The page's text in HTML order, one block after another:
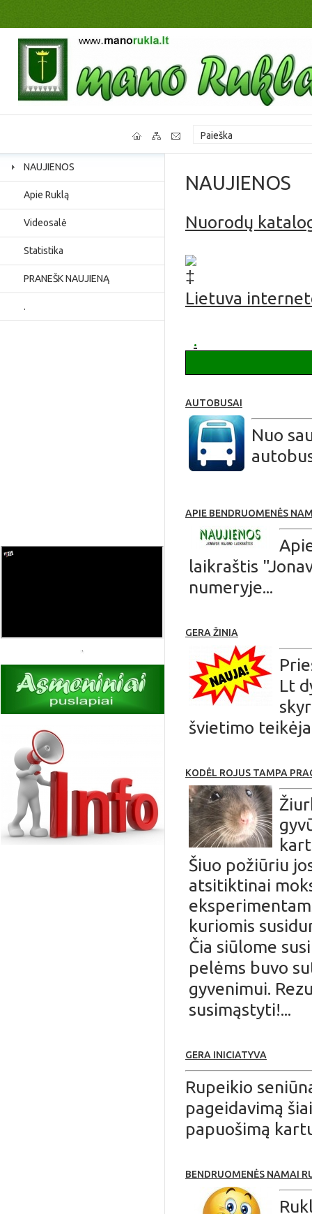
NAUJIENOS
Apie Ruklą
Videosalė
Statistika
PRANEŠK NAUJIENĄ
.
NAUJIENOS
Nuorodų
Lietuva
.
AUTOBUSAI
Nuo
APIE BENDRUOMENĖS
laikraštis
numeryje...
GERA ŽINIA
Lt
švietimo
KODĖL ROJUS TAMPA
Šiuo požiūriu
atsitiktinai
kuriomis
Čia siūlome
pelėms buvo
gyvenimui.
susimąstyti!...
GERA INICIATYVA
Rupeikio
pageidavimą
papuošimą
BENDRUOMENĖS NAMAI